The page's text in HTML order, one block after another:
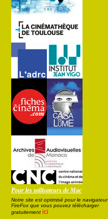
Pour les utilisateurs de Mac
Notre site est optimisé pour le navigateur
FireFox que vous pouvez télécharger
gratuitement ici